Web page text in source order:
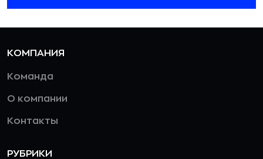
КОМПАНИЯ
Команда
О компании
Контакты
РУБРИКИ